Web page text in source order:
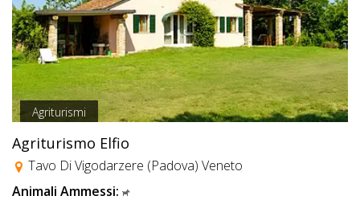
Agriturismi
Agriturismo Elfio
Tavo Di Vigodarzere (Padova) Veneto
Animali Ammessi: